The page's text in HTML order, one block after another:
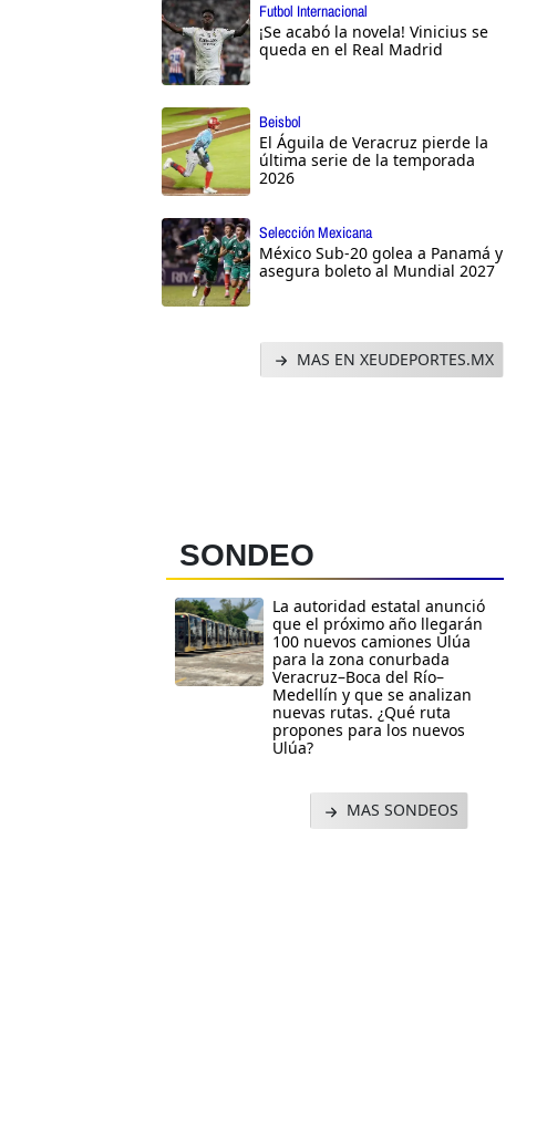
Futbol Internacional
¡Se acabó la novela! Vinicius se
queda en el Real Madrid
Beisbol
El Águila de Veracruz pierde la
última serie de la temporada
2026
Selección Mexicana
México Sub-20 golea a Panamá y
asegura boleto al Mundial 2027
MAS EN XEUDEPORTES.MX
SONDEO
La autoridad estatal anunció
que el próximo año llegarán
100 nuevos camiones Ulúa
para la zona conurbada
Veracruz–Boca del Río–
Medellín y que se analizan
nuevas rutas. ¿Qué ruta
propones para los nuevos
Ulúa?
MAS SONDEOS